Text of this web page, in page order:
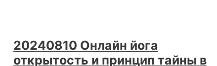
открытой
йоги.
Вадим
20240810 Онлайн йога
открытость и принцип тайны в